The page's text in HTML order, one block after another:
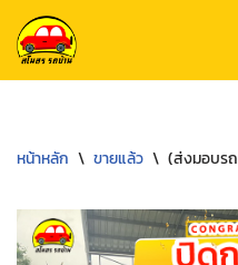
Skip
to
หน้าหลัก \ ขายแล้ว \ (ส่งมอบรถ